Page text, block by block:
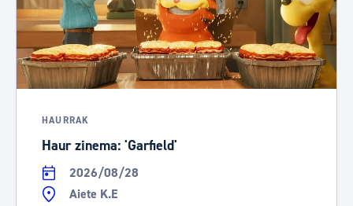
HAURRAK
Haur zinema: 'Garfield'
2026/08/28
Aiete K.E